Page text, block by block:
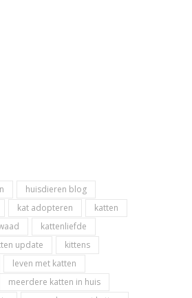
huisdieren blog
kat adopteren
katten
kattenliefde
update
kittens
leven met katten
meerdere katten in huis